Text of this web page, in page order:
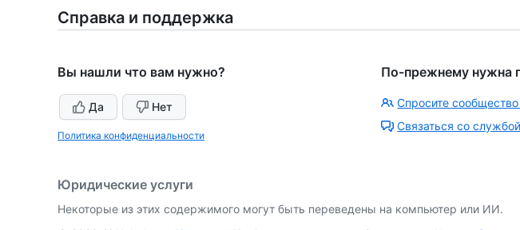
Справка и поддержка
Вы нашли что вам нужно?
Да Нет
Политика конфиденциальности
По-прежнему нужна
Спросите
Связаться со
Юридические услуги
Некоторые из этих содержимого могут быть переведены на компьютер или ИИ.